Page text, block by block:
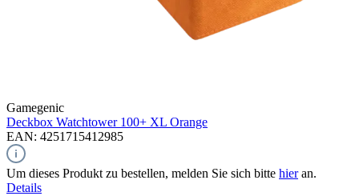
Gamegenic
Deckbox Watchtower 100+ XL Orange
EAN: 4251715412985
Um dieses Produkt zu bestellen, melden Sie sich bitte hieran.
Details